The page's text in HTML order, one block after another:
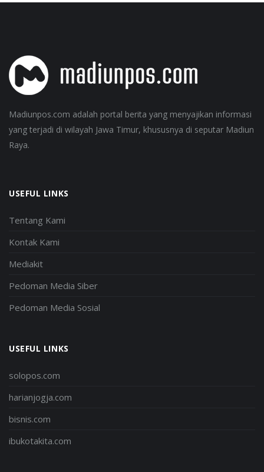
Madiunpos.com adalah portal berita yang menyajikan informasi
yang terjadi di wilayah Jawa Timur, khususnya di seputar Madiun
Raya.
USEFUL LINKS
Tentang Kami
Kontak Kami
Mediakit
Pedoman Media Siber
Pedoman Media Sosial
USEFUL LINKS
solopos.com
harianjogja.com
bisnis.com
ibukotakita.com